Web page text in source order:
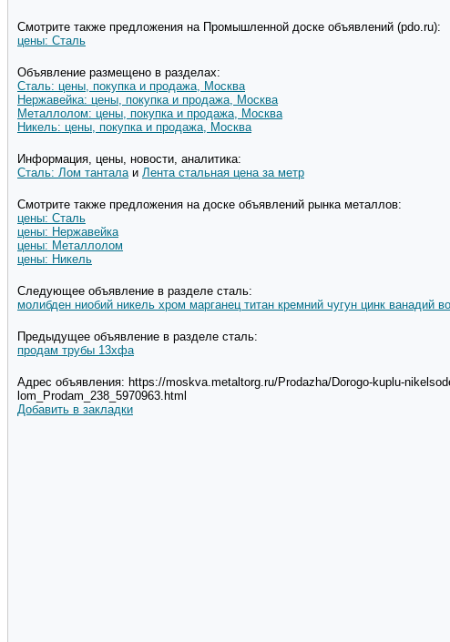
Смотрите также предложения на Промышленной доске объявлений (pdo.ru):
цены: Сталь
Объявление размещено в разделах:
Сталь: цены, покупка и продажа, Москва
Нержавейка: цены, покупка и продажа, Москва
Металлолом: цены, покупка и продажа, Москва
Никель: цены, покупка и продажа, Москва
Информация, цены, новости, аналитика:
Сталь: Лом танталаи Лента стальная цена за метр
Смотрите также предложения на доске объявлений рынка металлов:
цены: Сталь
цены: Нержавейка
цены: Металлолом
цены: Никель
Следующее объявление в разделе сталь:
молибден ниобий никель хром марганец титан кремний чугун цинк ванадий
Предыдущее объявление в разделе сталь:
продам трубы 13хфа
Адрес объявления: https://moskva.metaltorg.ru/Prodazha/Dorogo-kuplu-
lom_Prodam_238_5970963.html
Добавить в закладки